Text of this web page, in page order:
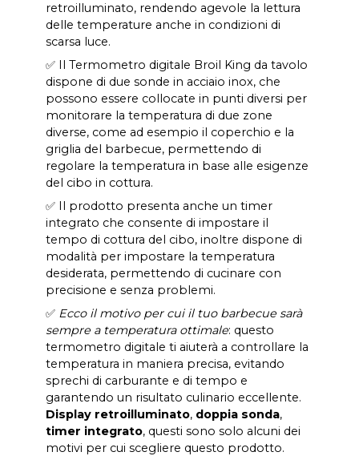
retroilluminato, rendendo agevole la lettura
delle temperature anche in condizioni di
scarsa luce.
✅ Il Termometro digitale Broil King da tavolo
dispone di due sonde in acciaio inox, che
possono essere collocate in punti diversi per
monitorare la temperatura di due zone
diverse, come ad esempio il coperchio e la
griglia del barbecue, permettendo di
regolare la temperatura in base alle esigenze
del cibo in cottura.
✅ Il prodotto presenta anche un timer
integrato che consente di impostare il
tempo di cottura del cibo, inoltre dispone di
modalità per impostare la temperatura
desiderata, permettendo di cucinare con
precisione e senza problemi.
✅ Ecco il motivo per cui il tuo barbecue sarà
sempre a temperatura ottimale: questo
termometro digitale ti aiuterà a controllare la
temperatura in maniera precisa, evitando
sprechi di carburante e di tempo e
garantendo un risultato culinario eccellente.
Display retroilluminato, doppia sonda,
timer integrato, questi sono solo alcuni dei
motivi per cui scegliere questo prodotto.